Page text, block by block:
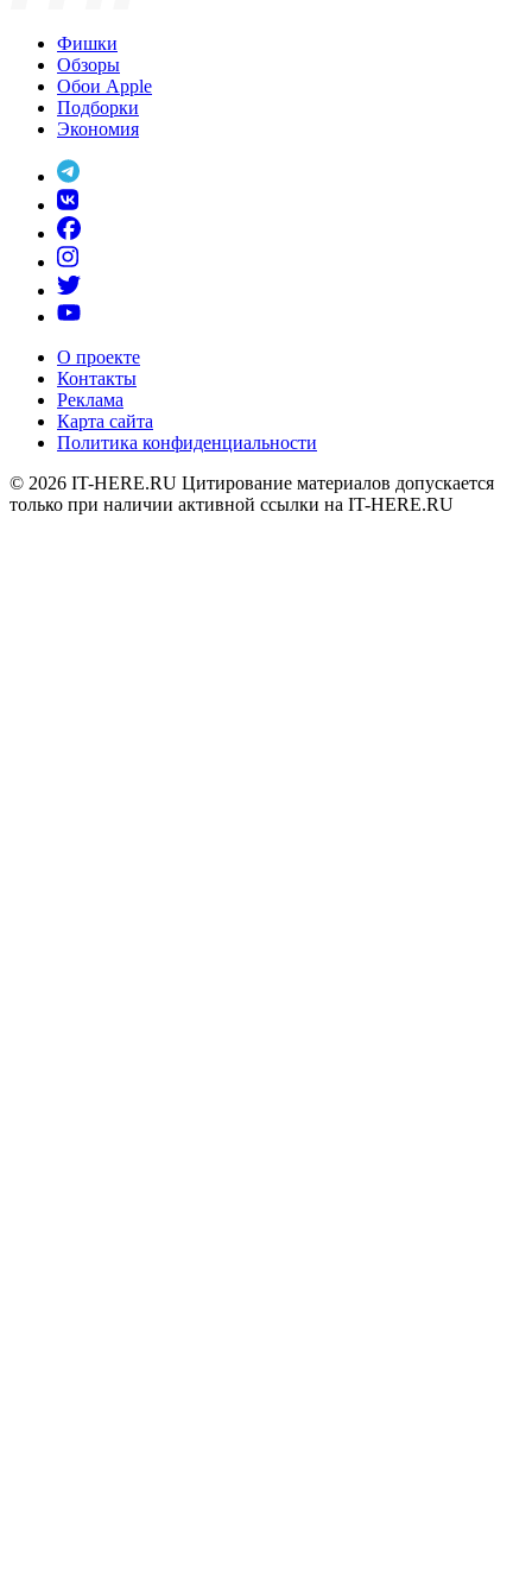
Фишки
Обзоры
Обои Apple
Подборки
Экономия
О проекте
Контакты
Реклама
Карта сайта
Политика конфиденциальности
© 2026 IT-HERE.RU Цитирование материалов допускается
только при наличии активной ссылки на IT-HERE.RU